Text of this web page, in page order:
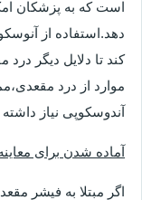
است که به پزشکان
دهد.استفاده از
کند تا دلایل دیگر درد
موارد از درد
آندوسکوپی نیاز
آماده شدن برای
اگر مبتلا به فیشر